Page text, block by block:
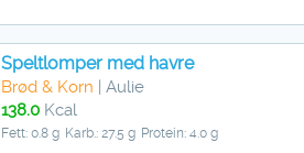
Speltlomper med havre
Brød & Korn | Aulie
138.0Kcal
Fett: 0.8 g Karb.: 27.5 g Protein: 4.0 g